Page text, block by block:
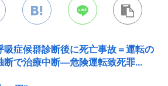
吸症候群診断後に死亡事故＝運転の
断で治療中断―危険運転致死罪...